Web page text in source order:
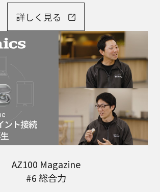
詳しく見る
AZ100 Magazine
#6 総合力